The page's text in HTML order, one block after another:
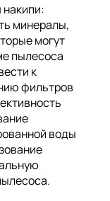
минералы,
могут
пылесоса
к
фильтров
воды